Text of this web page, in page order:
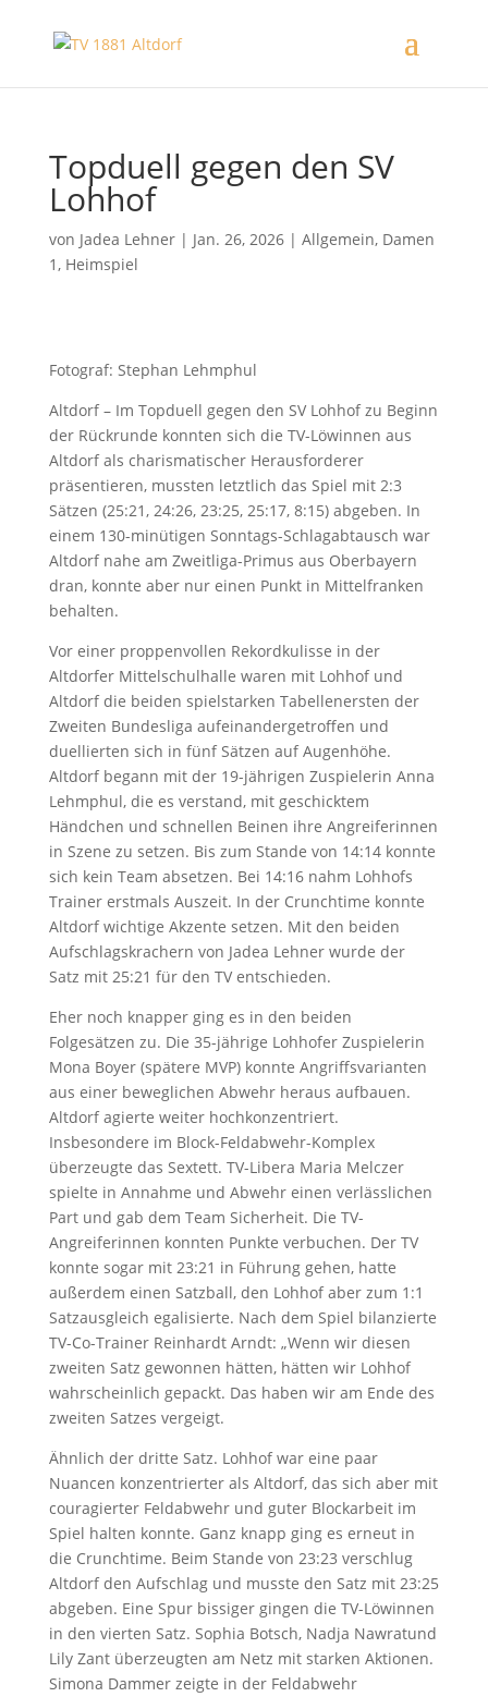
Topduell gegen den SV
Lohhof
von Jadea Lehner| Jan. 26, 2026| Allgemein, Damen
1, Heimspiel
Fotograf: Stephan Lehmphul
Altdorf – Im Topduell gegen den SV Lohhof zu Beginn
der Rückrunde konnten sich die TV-Löwinnen aus
Altdorf als charismatischer Herausforderer
präsentieren, mussten letztlich das Spiel mit 2:3
Sätzen (25:21, 24:26, 23:25, 25:17, 8:15) abgeben. In
einem 130-minütigen Sonntags-Schlagabtausch war
Altdorf nahe am Zweitliga-Primus aus Oberbayern
dran, konnte aber nur einen Punkt in Mittelfranken
behalten.
Vor einer proppenvollen Rekordkulisse in der
Altdorfer Mittelschulhalle waren mit Lohhof und
Altdorf die beiden spielstarken Tabellenersten der
Zweiten Bundesliga aufeinandergetroffen und
duellierten sich in fünf Sätzen auf Augenhöhe.
Altdorf begann mit der 19-jährigen Zuspielerin Anna
Lehmphul, die es verstand, mit geschicktem
Händchen und schnellen Beinen ihre Angreiferinnen
in Szene zu setzen. Bis zum Stande von 14:14 konnte
sich kein Team absetzen. Bei 14:16 nahm Lohhofs
Trainer erstmals Auszeit. In der Crunchtime konnte
Altdorf wichtige Akzente setzen. Mit den beiden
Aufschlagskrachern von Jadea Lehner wurde der
Satz mit 25:21 für den TV entschieden.
Eher noch knapper ging es in den beiden
Folgesätzen zu. Die 35-jährige Lohhofer Zuspielerin
Mona Boyer (spätere MVP) konnte Angriffsvarianten
aus einer beweglichen Abwehr heraus aufbauen.
Altdorf agierte weiter hochkonzentriert.
Insbesondere im Block-Feldabwehr-Komplex
überzeugte das Sextett. TV-Libera Maria Melczer
spielte in Annahme und Abwehr einen verlässlichen
Part und gab dem Team Sicherheit. Die TV-
Angreiferinnen konnten Punkte verbuchen. Der TV
konnte sogar mit 23:21 in Führung gehen, hatte
außerdem einen Satzball, den Lohhof aber zum 1:1
Satzausgleich egalisierte. Nach dem Spiel bilanzierte
TV-Co-Trainer Reinhardt Arndt: „Wenn wir diesen
zweiten Satz gewonnen hätten, hätten wir Lohhof
wahrscheinlich gepackt. Das haben wir am Ende des
zweiten Satzes vergeigt.
Ähnlich der dritte Satz. Lohhof war eine paar
Nuancen konzentrierter als Altdorf, das sich aber mit
couragierter Feldabwehr und guter Blockarbeit im
Spiel halten konnte. Ganz knapp ging es erneut in
die Crunchtime. Beim Stande von 23:23 verschlug
Altdorf den Aufschlag und musste den Satz mit 23:25
abgeben. Eine Spur bissiger gingen die TV-Löwinnen
in den vierten Satz. Sophia Botsch, Nadja Nawratund
Lily Zant überzeugten am Netz mit starken Aktionen.
Simona Dammer zeigte in der Feldabwehr